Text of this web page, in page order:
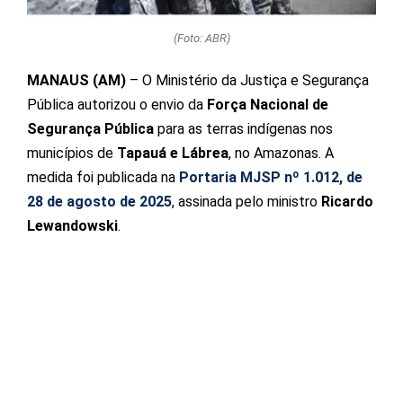
(Foto: ABR)
MANAUS (AM) – O Ministério da Justiça e Segurança
Pública autorizou o envio da Força Nacional de
Segurança Pública para as terras indígenas nos
municípios de Tapauá e Lábrea, no Amazonas. A
medida foi publicada na Portaria MJSP nº 1.012, de
28 de agosto de 2025, assinada pelo ministro Ricardo
Lewandowski.